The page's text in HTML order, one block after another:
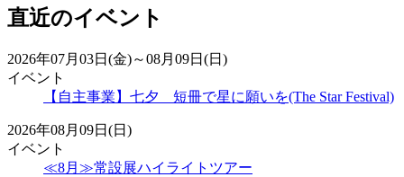
直近のイベント
2026年07月03日(金)～08月09日(日)
イベント
【自主事業】七夕 短冊で星に願いを(The Star Festival)
2026年08月09日(日)
イベント
≪8月≫常設展ハイライトツアー